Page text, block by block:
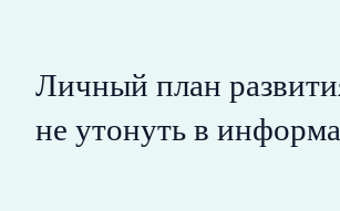
Личный план
не утонуть в